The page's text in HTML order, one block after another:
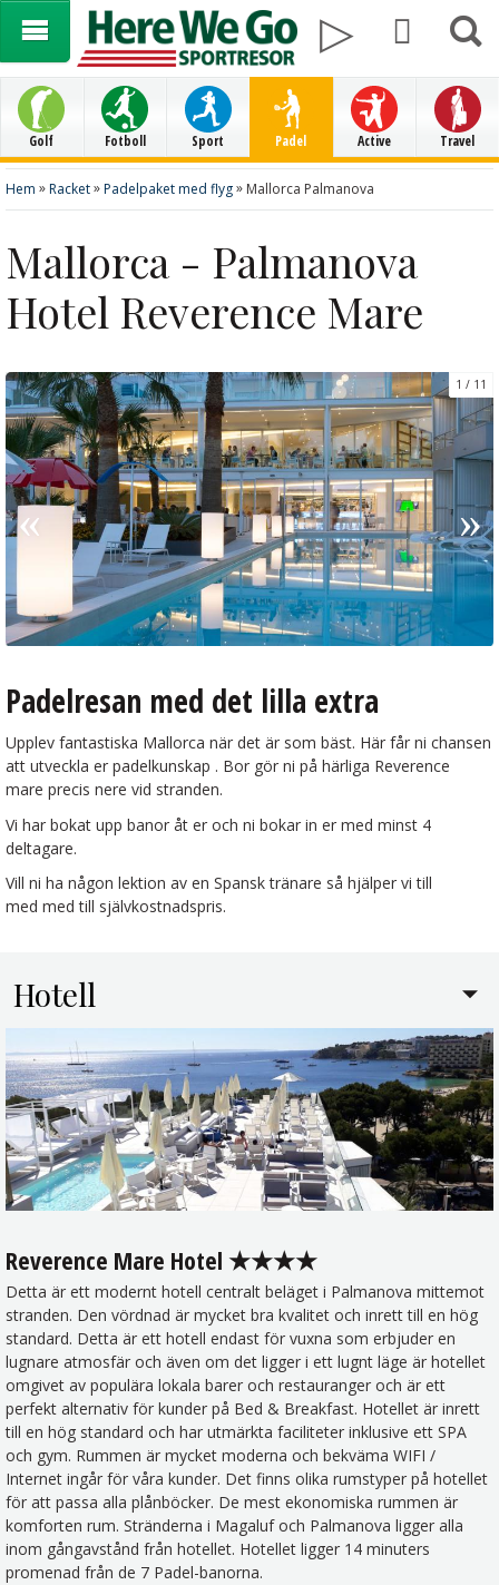
Golf Fotboll Sport Padel Active Travel
Hem »Racket»Padelpaket med flyg» Mallorca Palmanova
Mallorca - Palmanova
Hotel Reverence Mare
1 11
Padelresan med det lilla extra
Upplev fantastiska Mallorca när det är som bäst. Här får ni chansen
att utveckla er padelkunskap . Bor gör ni på härliga Reverence
mare precis nere vid stranden.
Vi har bokat upp banor åt er och ni bokar in er med minst 4
deltagare.
Vill ni ha någon lektion av en Spansk tränare så hjälper vi till
med med till självkostnadspris.
Hotell
Reverence Mare Hotel ★★★★
Detta är ett modernt hotell centralt beläget i Palmanova mittemot
stranden. Den vördnad är mycket bra kvalitet och inrett till en hög
standard. Detta är ett hotell endast för vuxna som erbjuder en
lugnare atmosfär och även om det ligger i ett lugnt läge är hotellet
omgivet av populära lokala barer och restauranger och är ett
perfekt alternativ för kunder på Bed & Breakfast. Hotellet är inrett
till en hög standard och har utmärkta faciliteter inklusive ett SPA
och gym. Rummen är mycket moderna och bekväma WIFI /
Internet ingår för våra kunder. Det finns olika rumstyper på hotellet
för att passa alla plånböcker. De mest ekonomiska rummen är
komforten rum. Stränderna i Magaluf och Palmanova ligger alla
inom gångavstånd från hotellet. Hotellet ligger 14 minuters
promenad från de 7 Padel-banorna.